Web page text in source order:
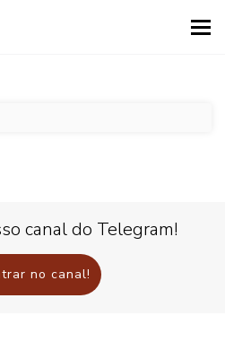
canal do Telegram!
no canal!